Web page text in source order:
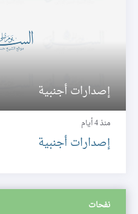
إصدارات أجنبية
منذ 4 أيام
إصدارات أجنبية
نفحات